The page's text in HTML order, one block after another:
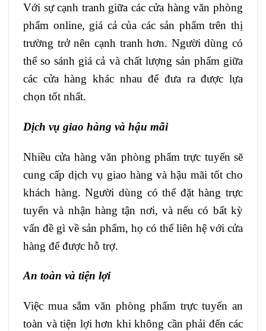
Với sự cạnh tranh giữa các cửa hàng văn phòng
phẩm online, giá cả của các sản phẩm trên thị
trường trở nên cạnh tranh hơn. Người dùng có
thể so sánh giá cả và chất lượng sản phẩm giữa
các cửa hàng khác nhau để đưa ra được lựa
chọn tốt nhất.
Dịch vụ giao hàng và hậu mãi
Nhiều cửa hàng văn phòng phẩm trực tuyến sẽ
cung cấp dịch vụ giao hàng và hậu mãi tốt cho
khách hàng. Người dùng có thể đặt hàng trực
tuyến và nhận hàng tận nơi, và nếu có bất kỳ
vấn đề gì về sản phẩm, họ có thể liên hệ với cửa
hàng để được hỗ trợ.
An toàn và tiện lợi
Việc mua sắm văn phòng phẩm trực tuyến an
toàn và tiện lợi hơn khi không cần phải đến các